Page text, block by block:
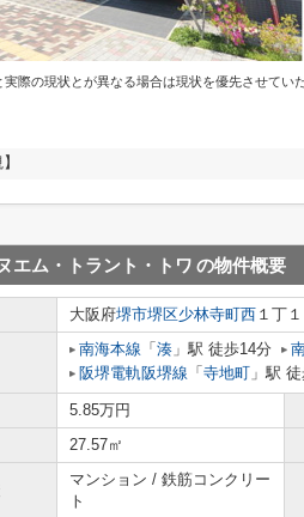
際の現状とが異なる場合は現状を優先させてい
エム・トラント・トワ の物件概要
大阪府堺市堺区少林寺町西 １丁
南海本線 「 湊 」駅 徒歩14分
阪堺電軌阪堺線 「 寺地町 」駅
5.85万円
27.57㎡
マンション / 鉄筋コンクリー
ト